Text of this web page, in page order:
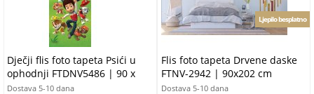
Dječji flis foto tapeta Psići u
ophodnji FTDNV5486 | 90 x
202 cm
Dostava 5-10 dana
Flis foto tapeta Drvene daske
FTNV-2942 | 90x202 cm
Ljepilo besplatno
Dostava 5-10 dana